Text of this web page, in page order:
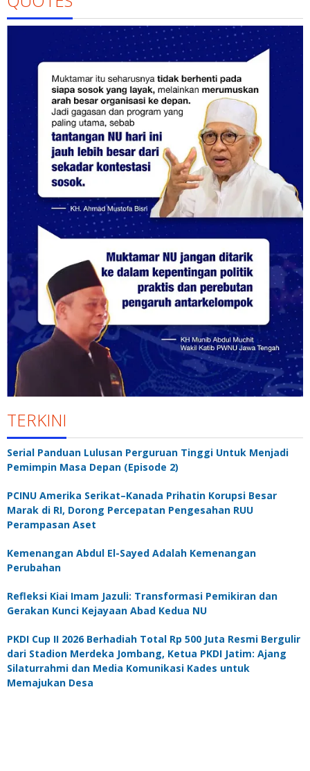
TERKINI
Serial Panduan Lulusan Perguruan Tinggi Untuk Menjadi
Pemimpin Masa Depan (Episode 2)
PCINU Amerika Serikat–Kanada Prihatin Korupsi Besar
Marak di RI, Dorong Percepatan Pengesahan RUU
Perampasan Aset
Kemenangan Abdul El-Sayed Adalah Kemenangan
Perubahan
Refleksi Kiai Imam Jazuli: Transformasi Pemikiran dan
Gerakan Kunci Kejayaan Abad Kedua NU
PKDI Cup II 2026 Berhadiah Total Rp 500 Juta Resmi Bergulir
dari Stadion Merdeka Jombang, Ketua PKDI Jatim: Ajang
Silaturrahmi dan Media Komunikasi Kades untuk
Memajukan Desa